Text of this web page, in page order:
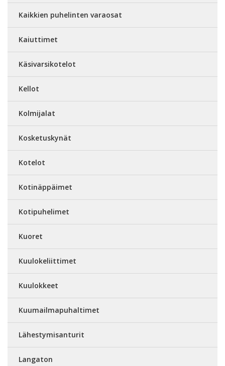
Kaikkien puhelinten varaosat
Kaiuttimet
Käsivarsikotelot
Kellot
Kolmijalat
Kosketuskynät
Kotelot
Kotinäppäimet
Kotipuhelimet
Kuoret
Kuulokeliittimet
Kuulokkeet
Kuumailmapuhaltimet
Lähestymisanturit
Langaton